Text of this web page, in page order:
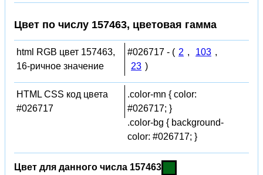
Цвет по числу 157463, цветовая гамма
html RGB цвет 157463,
16-ричное значение
#026717 - ( 2 , 103 ,
23 )
HTML CSS код цвета
#026717
.color-mn { color:
#026717; }
.color-bg { background-
color: #026717; }
Цвет для данного числа 157463